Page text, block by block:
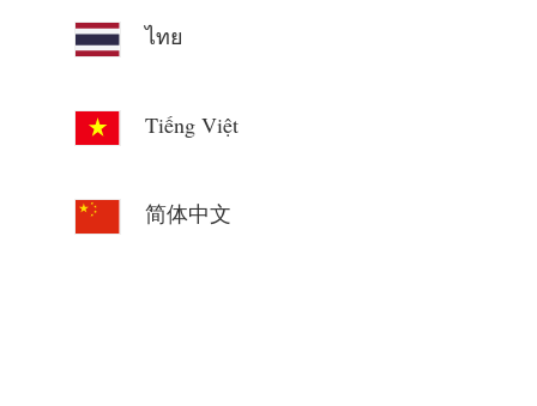
ไทย
Tiếng Việt
简体中文